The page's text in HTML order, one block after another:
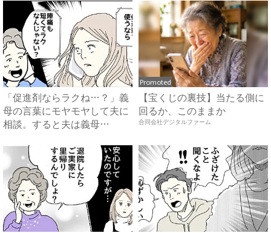
「促進剤ならラクね…？」義
母の言葉にモヤモヤして夫に
相談。すると夫は義母
Promoted
【宝くじの裏技】当たる側に
回るか、このままか
合同会社デジタルファーム